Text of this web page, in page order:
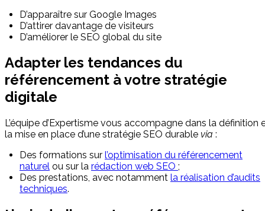
D’apparaître sur Google Images
D’attirer davantage de visiteurs
D’améliorer le SEO global du site
Adapter les tendances du
référencement à votre stratégie
digitale
L’équipe d’Expertisme vous accompagne dans la définition
la mise en place d’une stratégie SEO durable via :
Des formations sur l’optimisation du référencement
naturel ou sur la rédaction web SEO ;
Des prestations, avec notamment la réalisation d’audits
techniques.